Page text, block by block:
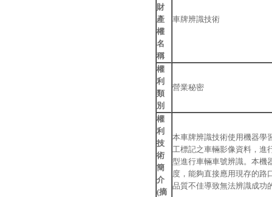
財
產
權
名
稱
車牌辨識技術
權
利
類
別
營業秘密
權
利
技
術
簡
介
(摘
本車牌辨識技術使用機器學
工標記之車輛影像資料，進
型進行車輛車號辨識。本機
度，能夠直接應用現存的路
品質不佳導致無法辨識成功